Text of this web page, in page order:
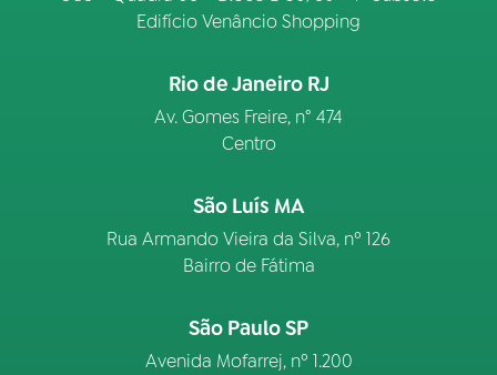
Edifício Venâncio Shopping
Rio de Janeiro RJ
Av. Gomes Freire, n° 474
Centro
São Luís MA
Rua Armando Vieira da Silva, nº 126
Bairro de Fátima
São Paulo SP
Avenida Mofarrej, nº 1.200